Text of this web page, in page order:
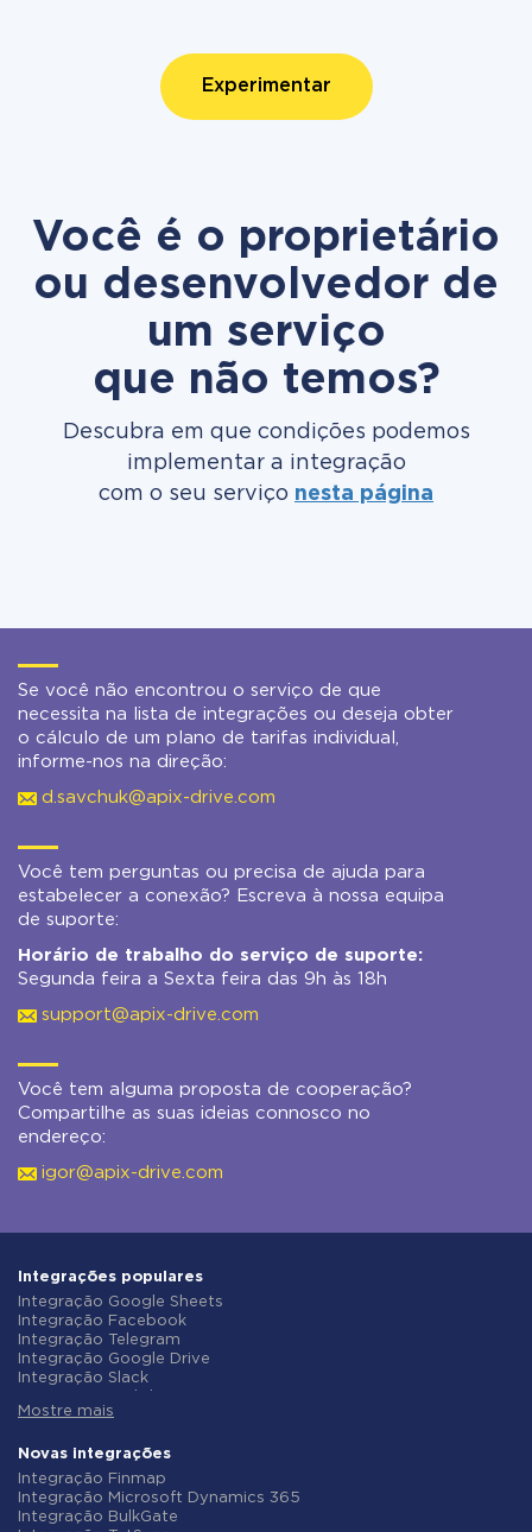
Experimentar
Você é o proprietário
ou desenvolvedor de
um serviço
que não temos?
Descubra em que condições podemos
implementar a integração
com o seu serviço nesta página
Se você não encontrou o serviço de que
necessita na lista de integrações ou deseja obter
o cálculo de um plano de tarifas individual,
informe-nos na direção:
d.savchuk@apix-drive.com
Você tem perguntas ou precisa de ajuda para
estabelecer a conexão? Escreva à nossa equipa
de suporte:
Horário de trabalho do serviço de suporte:
Segunda feira a Sexta feira das 9h às 18h
support@apix-drive.com
Você tem alguma proposta de cooperação?
Compartilhe as suas ideias connosco no
endereço:
igor@apix-drive.com
Integrações populares
Integração Google Sheets
Integração Facebook
Integração Telegram
Integração Google Drive
Integração Slack
Integração Gmail
Integração ClickUp
Integração Airtable
Integração Google Contacts
Integração OpenAI (ChatGPT)
Mostre mais
Novas integrações
Integração Finmap
Integração Microsoft Dynamics 365
Integração BulkGate